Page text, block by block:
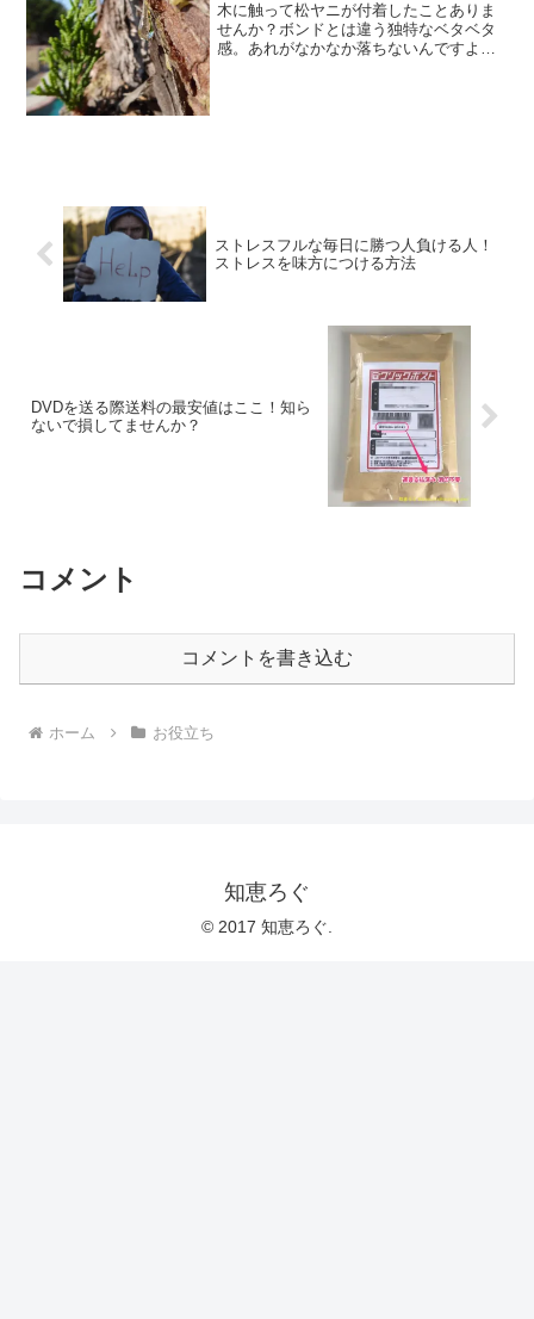
木に触って松ヤニが付着したことありま
せんか？ボンドとは違う独特なベタベタ
感。あれがなかなか落ちないんですよ
ストレスフルな毎日に勝つ人負ける人！
ストレスを味方につける方法
DVDを送る際送料の最安値はここ！知ら
ないで損してませんか？
コメント
コメントを書き込む
ホーム お役立ち
知恵ろぐ
© 2017 知恵ろぐ.